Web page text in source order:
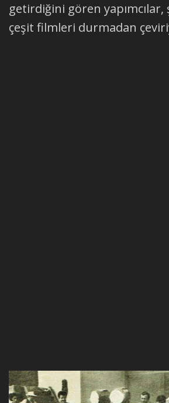
getirdiğini gören yapımcılar,
çeşit filmleri durmadan